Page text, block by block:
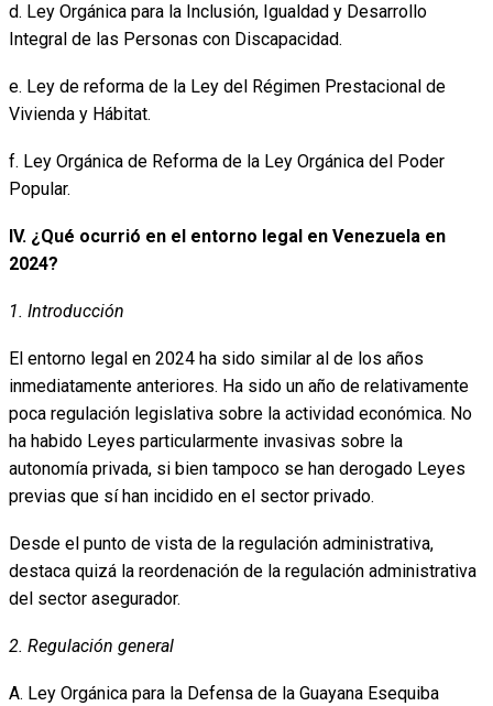
d. Ley Orgánica para la Inclusión, Igualdad y Desarrollo
Integral de las Personas con Discapacidad.
e. Ley de reforma de la Ley del Régimen Prestacional de
Vivienda y Hábitat.
f. Ley Orgánica de Reforma de la Ley Orgánica del Poder
Popular.
IV. ¿Qué ocurrió en el entorno legal en Venezuela en
2024?
1. Introducción
El entorno legal en 2024 ha sido similar al de los años
inmediatamente anteriores. Ha sido un año de relativamente
poca regulación legislativa sobre la actividad económica. No
ha habido Leyes particularmente invasivas sobre la
autonomía privada, si bien tampoco se han derogado Leyes
previas que sí han incidido en el sector privado.
Desde el punto de vista de la regulación administrativa,
destaca quizá la reordenación de la regulación administrativa
del sector asegurador.
2. Regulación general
A. Ley Orgánica para la Defensa de la Guayana Esequiba